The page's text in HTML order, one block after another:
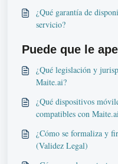
¿Qué garantía de
servicio?
Puede que le
¿Qué legislación y
Maite.ai?
¿Qué dispositivos
compatibles con
¿Cómo se formaliza y
(Validez Legal)